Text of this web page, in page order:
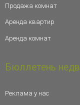
Продажа комнат
Аренда квартир
Аренда комнат
Бюллетень
Реклама у нас